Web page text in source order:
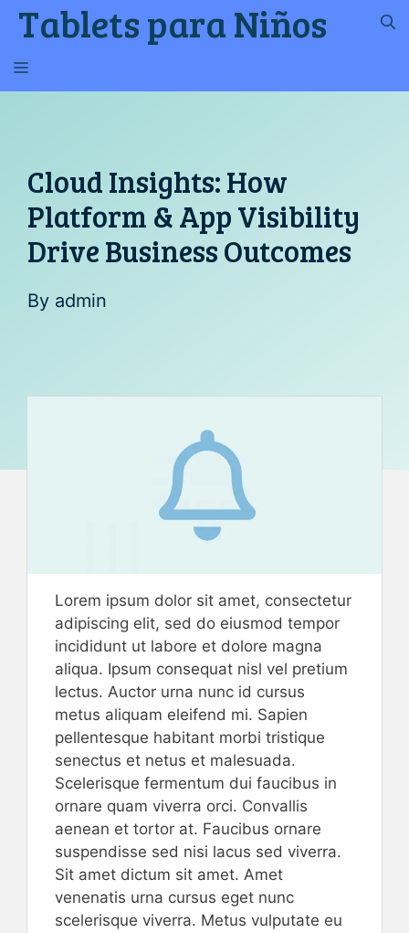
SaltarTablets para Niños
MENÚ
Cloud Insights: How
Platform & App Visibility
Drive Business Outcomes
By admin
Lorem ipsum dolor sit amet, consectetur
adipiscing elit, sed do eiusmod tempor
incididunt ut labore et dolore magna
aliqua. Ipsum consequat nisl vel pretium
lectus. Auctor urna nunc id cursus
metus aliquam eleifend mi. Sapien
pellentesque habitant morbi tristique
senectus et netus et malesuada.
Scelerisque fermentum dui faucibus in
ornare quam viverra orci. Convallis
aenean et tortor at. Faucibus ornare
suspendisse sed nisi lacus sed viverra.
Sit amet dictum sit amet. Amet
venenatis urna cursus eget nunc
scelerisque viverra. Metus vulputate eu